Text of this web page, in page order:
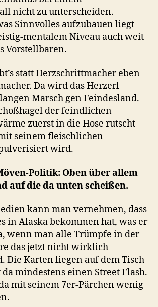
nicht zu unterscheiden.
Sinnvolles aufzubauen liegt
mentalem Niveau auch weit
Vorstellbaren.
statt Herzschrittmacher eben
Da wird das Herzerl
Marsch gen Feindesland.
der feindlichen
zuerst in die Hose rutscht
seinem fleischlichen
wird.
Politik: Oben über allem
auf die da unten scheißen.
kann man vernehmen, dass
in Alaska bekommen hat, was er
wenn man alle Trümpfe in der
das jetzt nicht wirklich
Die Karten liegen auf dem Tisch
mindestens einen Street Flash.
mit seinem 7er-Pärchen wenig